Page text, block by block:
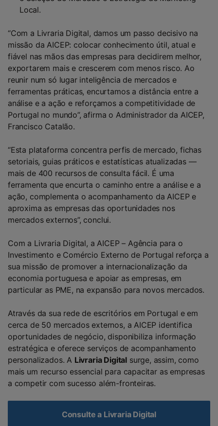
Local.
“Com a Livraria Digital, damos um passo decisivo na
missão da AICEP: colocar conhecimento útil, atual e
fiável nas mãos das empresas para decidirem melhor,
exportarem mais e crescerem com menos risco. Ao
reunir num só lugar inteligência de mercados e
ferramentas práticas, encurtamos a distância entre a
análise e a ação e reforçamos a competitividade de
Portugal no mundo”, afirma o Administrador da AICEP,
Francisco Catalão.
“Esta plataforma concentra perfis de mercado, fichas
setoriais, guias práticos e estatísticas atualizadas —
mais de 400 recursos de consulta fácil. É uma
ferramenta que encurta o caminho entre a análise e a
ação, complementa o acompanhamento da AICEP e
aproxima as empresas das oportunidades nos
mercados externos”, conclui.
Com a Livraria Digital, a AICEP – Agência para o
Investimento e Comércio Externo de Portugal reforça a
sua missão de promover a internacionalização da
economia portuguesa e apoiar as empresas, em
particular as PME, na expansão para novos mercados.
Através da sua rede de escritórios em Portugal e em
cerca de 50 mercados externos, a AICEP identifica
oportunidades de negócio, disponibiliza informação
estratégica e oferece serviços de acompanhamento
personalizados. A Livraria Digital surge, assim, como
mais um recurso essencial para capacitar as empresas
a competir com sucesso além-fronteiras.
Consulte a Livraria Digital